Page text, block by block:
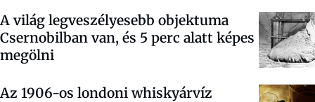
A világ legveszélyesebb objektuma
Csernobilban van, és 5 perc alatt képes
megölni
Az 1906-os londoni whiskyárvíz